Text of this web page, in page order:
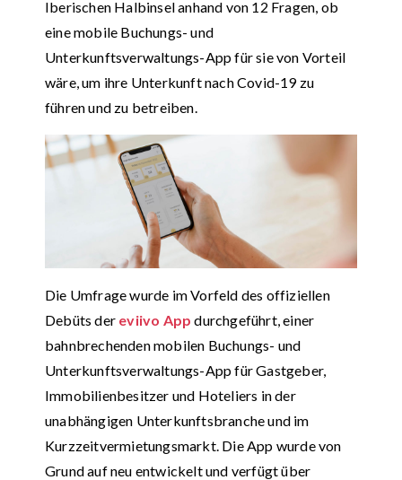
Iberischen Halbinsel anhand von 12 Fragen, ob
eine mobile Buchungs- und
Unterkunftsverwaltungs-App für sie von Vorteil
wäre, um ihre Unterkunft nach Covid-19 zu
führen und zu betreiben.
Die Umfrage wurde im Vorfeld des offiziellen
Debüts der eviivo App durchgeführt, einer
bahnbrechenden mobilen Buchungs- und
Unterkunftsverwaltungs-App für Gastgeber,
Immobilienbesitzer und Hoteliers in der
unabhängigen Unterkunftsbranche und im
Kurzzeitvermietungsmarkt. Die App wurde von
Grund auf neu entwickelt und verfügt über